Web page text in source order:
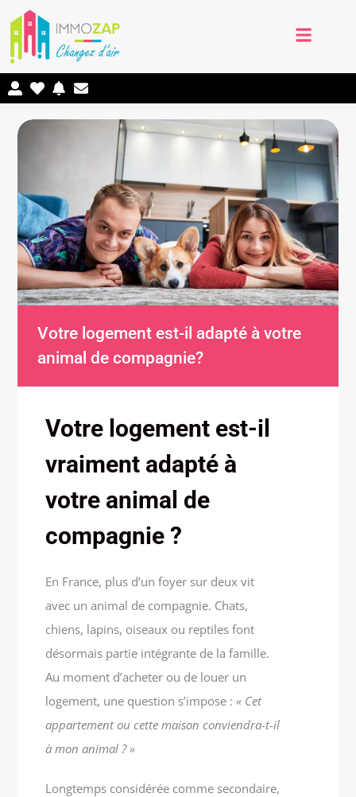
Votre logement est-il adapté à votre
animal de compagnie?
Votre logement est-il
vraiment adapté à
votre animal de
compagnie ?
En France, plus d’un foyer sur deux vit
avec un animal de compagnie. Chats,
chiens, lapins, oiseaux ou reptiles font
désormais partie intégrante de la famille.
Au moment d’acheter ou de louer un
logement, une question s’impose :« Cet
appartement ou cette maison conviendra-t-il
à mon animal ? »
Longtemps considérée comme secondaire,